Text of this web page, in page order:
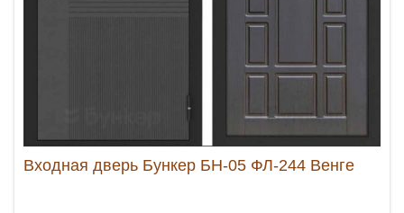
Входная дверь Бункер БН-05 ФЛ-244 Венге